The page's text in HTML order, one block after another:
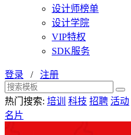
设计师榜单
设计学院
VIP特权
SDK服务
登录 / 注册
热门搜索: 培训 科技 招聘 活动
名片